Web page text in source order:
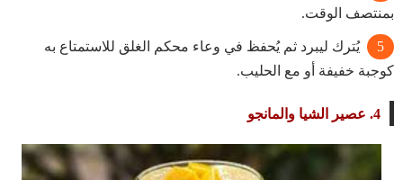
بمنتصف الوقت.
يُترك ليبرد ثم يُحفظ في وعاء محكم الغلق للاستمتاع به
كوجبة خفيفة أو مع الحليب.
4. عصير الشيا والمانجو